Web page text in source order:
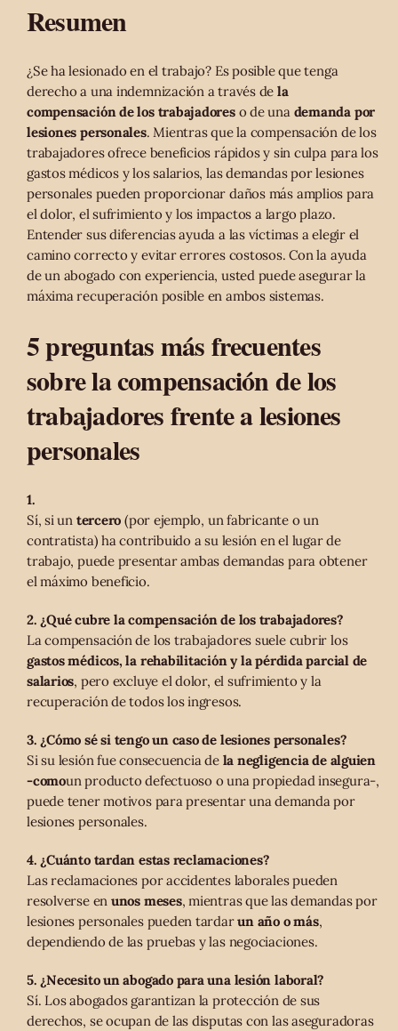
Resumen
¿Se ha lesionado en el trabajo? Es posible que tenga
derecho a una indemnización a través de la
compensación de los trabajadoreso de una demanda por
lesiones personales. Mientras que la compensación de los
trabajadores ofrece beneficios rápidos y sin culpa para los
gastos médicos y los salarios, las demandas por lesiones
personales pueden proporcionar daños más amplios para
el dolor, el sufrimiento y los impactos a largo plazo.
Entender sus diferencias ayuda a las víctimas a elegir el
camino correcto y evitar errores costosos. Con la ayuda
de un abogado con experiencia, usted puede asegurar la
máxima recuperación posible en ambos sistemas.
5 preguntas más frecuentes
sobre la compensación de los
trabajadores frente a lesiones
personales
1.
Sí, si un tercero (por ejemplo, un fabricante o un
contratista) ha contribuido a su lesión en el lugar de
trabajo, puede presentar ambas demandas para obtener
el máximo beneficio.
2. ¿Qué cubre la compensación de los trabajadores?
La compensación de los trabajadores suele cubrir los
gastos médicos, la rehabilitación y la pérdida parcial de
salarios, pero excluye el dolor, el sufrimiento y la
recuperación de todos los ingresos.
3. ¿Cómo sé si tengo un caso de lesiones personales?
Si su lesión fue consecuencia de la negligencia de alguien
-comoun producto defectuoso o una propiedad insegura-,
puede tener motivos para presentar una demanda por
lesiones personales.
4. ¿Cuánto tardan estas reclamaciones?
Las reclamaciones por accidentes laborales pueden
resolverse en unos meses, mientras que las demandas por
lesiones personales pueden tardarun año o más,
dependiendo de las pruebas y las negociaciones.
5. ¿Necesito un abogado para una lesión laboral?
Sí. Los abogados garantizan la protección de sus
derechos, se ocupan de las disputas con las aseguradoras